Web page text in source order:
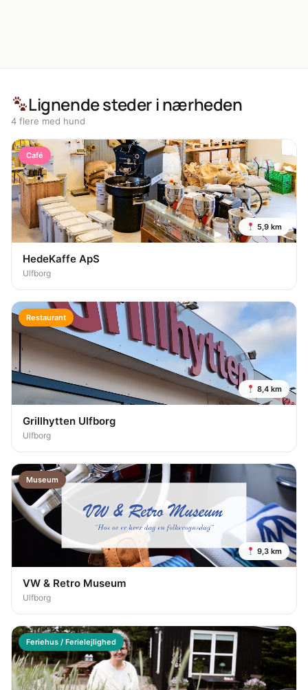
Lignende steder i nærheden
4 flere med hund
Café
5,9 km
HedeKaffe ApS
Ulfborg
Restaurant
8,4 km
Grillhytten Ulfborg
Ulfborg
Museum
9,3 km
VW & Retro Museum
Ulfborg
Feriehus / Ferielejlighed